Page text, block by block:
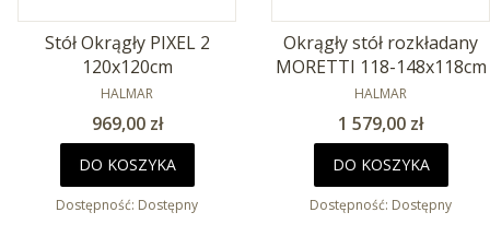
Stół Okrągły PIXEL 2
120x120cm
PRODUCENT
HALMAR
Cena
969,00 zł
DO KOSZYKA
Dostępność: Dostępny
Okrągły stół rozkładany
MORETTI 118-148x118cm
PRODUCENT
HALMAR
Cena
1 579,00 zł
DO KOSZYKA
Dostępność: Dostępny